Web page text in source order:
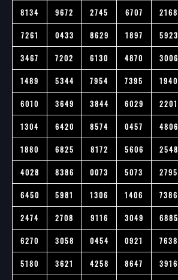
8134
7261
3467
1489
6010
1304
1880
4028
6450
2474
6270
5180
9672
0433
7202
5344
3649
6420
6825
8386
5981
2708
3058
3621
2745
8629
6130
7954
3844
8574
8172
0073
1306
9116
0454
4258
6707
1897
4870
7395
6029
0457
5606
5073
1406
3049
0921
8647
2168
5923
3006
1940
2201
4806
2548
2795
7386
6885
7638
3916